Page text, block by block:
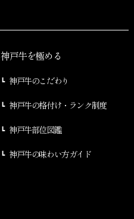
神戸牛を極める
神戸牛のこだわり
神戸牛の格付け・ランク制度
神戸牛部位図鑑
神戸牛の味わい方ガイド